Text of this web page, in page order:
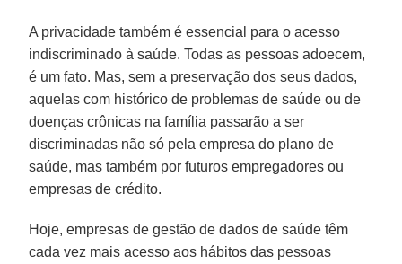
A privacidade também é essencial para o acesso
indiscriminado à saúde. Todas as pessoas adoecem,
é um fato. Mas, sem a preservação dos seus dados,
aquelas com histórico de problemas de saúde ou de
doenças crônicas na família passarão a ser
discriminadas não só pela empresa do plano de
saúde, mas também por futuros empregadores ou
empresas de crédito.
Hoje, empresas de gestão de dados de saúde têm
cada vez mais acesso aos hábitos das pessoas